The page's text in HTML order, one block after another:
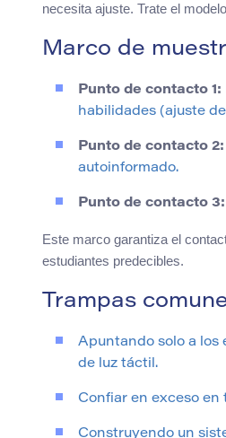
necesita ajuste. Trate el
Marco de
Punto de contacto 1:
habilidades (ajuste
Punto de contacto 2:
autoinformado.
Punto de contacto 3:
Este marco garantiza el
estudiantes predecibles.
Trampas
Apuntando solo a los
de luz táctil.
Confiar en exceso en
Construyendo un